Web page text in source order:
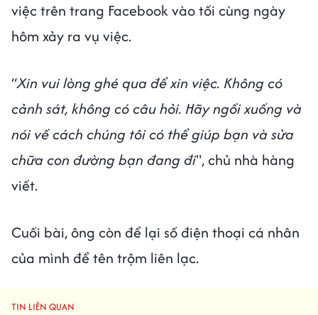
việc trên trang Facebook vào tối cùng ngày
hôm xảy ra vụ việc.
“Xin vui lòng ghé qua để xin việc. Không có
cảnh sát, không có câu hỏi. Hãy ngồi xuống và
nói về cách chúng tôi có thể giúp bạn và sửa
chữa con đường bạn đang đi", chủ nhà hàng
viết.
Cuối bài, ông còn để lại số điện thoại cá nhân
của mình để tên trộm liên lạc.
TIN LIÊN QUAN